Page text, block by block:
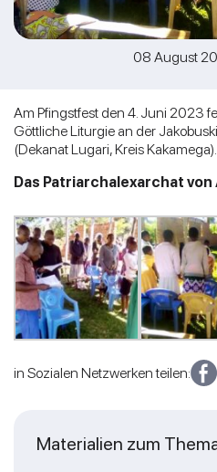
08 August
Am Pfingstfest den 4. Juni 2023
Göttliche Liturgie an der
(Dekanat Lugari, Kreis Kakamega).
Das Patriarchalexarchat von
in Sozialen Netzwerken teilen:
Materialien zum